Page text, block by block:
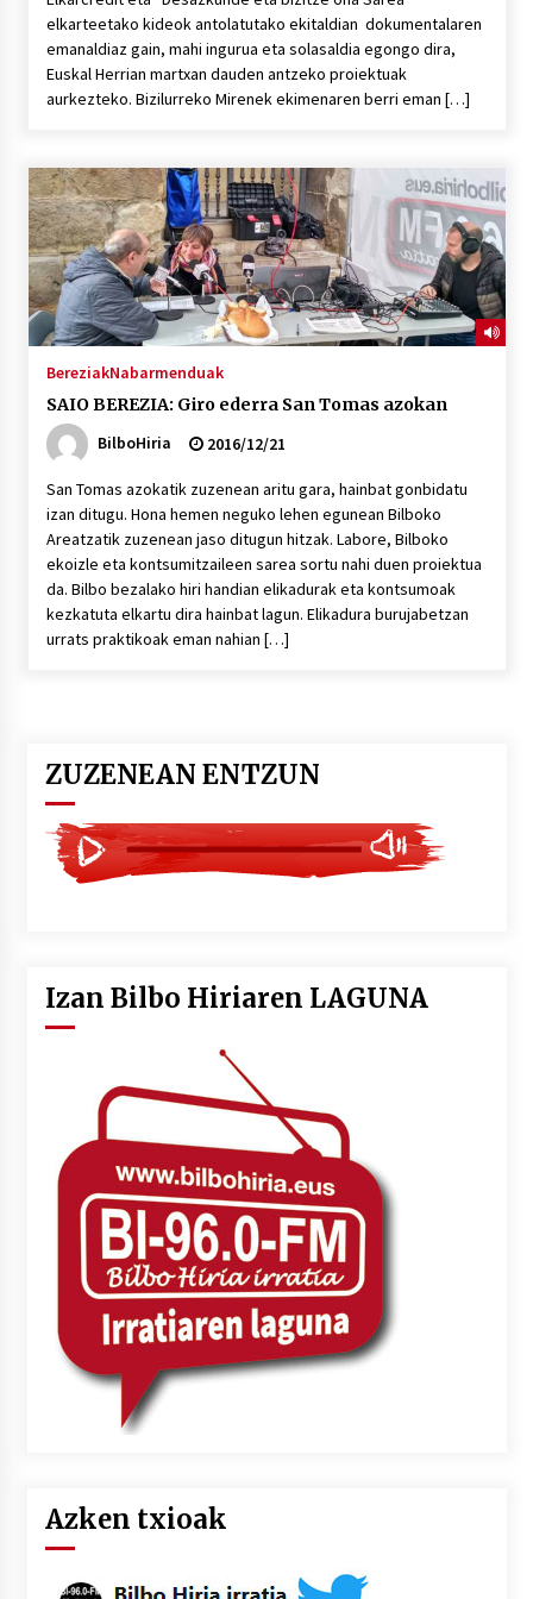
elkarteetako kideok antolatutako ekitaldian dokumentalaren
emanaldiaz gain, mahi ingurua eta solasaldia egongo dira,
Euskal Herrian martxan dauden antzeko proiektuak
aurkezteko. Bizilurreko Mirenek ekimenaren berri eman […]
BereziakNabarmenduak
SAIO BEREZIA: Giro ederra San Tomas azokan
BilboHiria
2016/12/21
San Tomas azokatik zuzenean aritu gara, hainbat gonbidatu
izan ditugu. Hona hemen neguko lehen egunean Bilboko
Areatzatik zuzenean jaso ditugun hitzak. Labore, Bilboko
ekoizle eta kontsumitzaileen sarea sortu nahi duen proiektua
da. Bilbo bezalako hiri handian elikadurak eta kontsumoak
kezkatuta elkartu dira hainbat lagun. Elikadura burujabetzan
urrats praktikoak eman nahian […]
ZUZENEAN ENTZUN
Izan Bilbo Hiriaren LAGUNA
Azken txioak